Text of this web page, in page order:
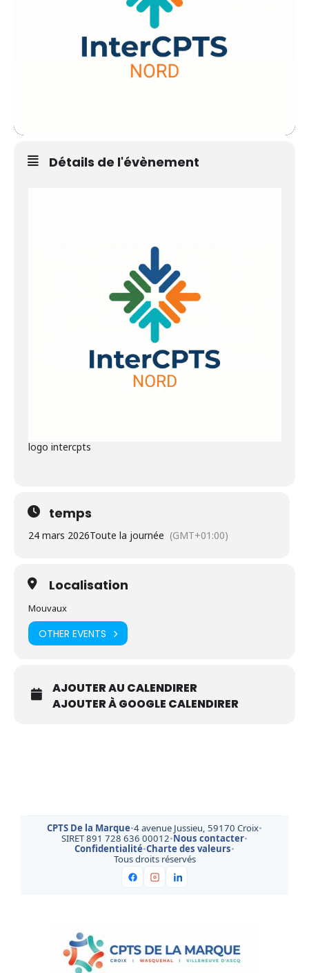
Détails de l'évènement
logo intercpts
temps
24 mars 2026Toute la journée (GMT+01:00)
Localisation
Mouvaux
OTHER EVENTS
AJOUTER AU CALENDIRER
AJOUTER À GOOGLE CALENDIRER
CPTS De la Marque•4 avenue Jussieu, 59170 Croix•
SIRET 891 728 636 00012•Nous contacter•
Confidentialité•Charte des valeurs•
Tous droits réservés